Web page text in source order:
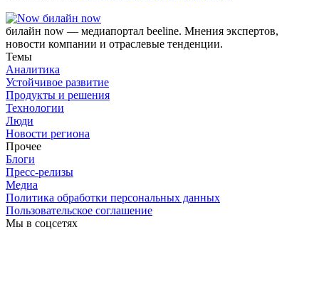
билайн now
билайн now — медиапортал beeline. Мнения экспертов,
новости компании и отраслевые тенденции.
Темы
Аналитика
Устойчивое развитие
Продукты и решения
Технологии
Люди
Новости региона
Прочее
Блоги
Пресс-релизы
Медиа
Политика обработки персональных данных
Пользовательское соглашение
Мы в соцсетях